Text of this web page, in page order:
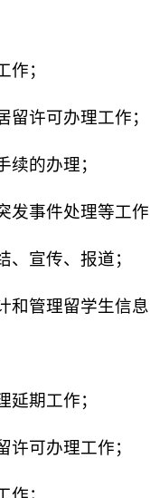
；
许可办理工作；
的办理；
事件处理等工作
宣传、报道；
管理留学生信息
期工作；
可办理工作；